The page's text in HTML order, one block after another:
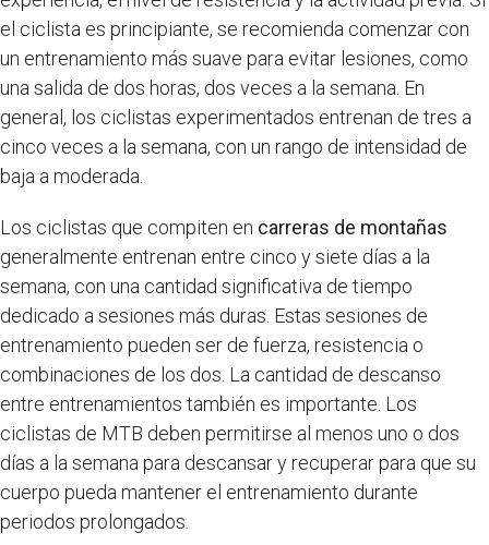
el ciclista es principiante, se recomienda comenzar con
un entrenamiento más suave para evitar lesiones, como
una salida de dos horas, dos veces a la semana. En
general, los ciclistas experimentados entrenan de tres a
cinco veces a la semana, con un rango de intensidad de
baja a moderada.
Los ciclistas que compiten en carreras de montañas
generalmente entrenan entre cinco y siete días a la
semana, con una cantidad significativa de tiempo
dedicado a sesiones más duras. Estas sesiones de
entrenamiento pueden ser de fuerza, resistencia o
combinaciones de los dos. La cantidad de descanso
entre entrenamientos también es importante. Los
ciclistas de MTB deben permitirse al menos uno o dos
días a la semana para descansar y recuperar para que su
cuerpo pueda mantener el entrenamiento durante
periodos prolongados.